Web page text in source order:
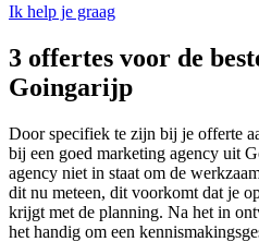
Ik help je graag
3 offertes voor de
Goingarijp
Door specifiek te zijn bij je offerte
bij een goed marketing agency uit
agency niet in staat om de
dit nu meteen, dit voorkomt dat je
krijgt met de planning. Na het in
het handig om een